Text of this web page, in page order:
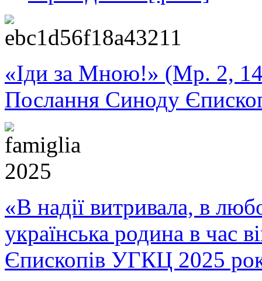
«Іди за Мною!» (Мр. 2,
Послання Синоду
«В надії витривала, в
українська родина в час
Єпископів УГКЦ 2025